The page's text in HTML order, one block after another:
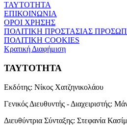
ΤΑΥΤΟΤΗΤΑ
ΕΠΙΚΟΙΝΩΝΙΑ
ΟΡΟΙ ΧΡΗΣΗΣ
ΠΟΛΙΤΙΚΗ ΠΡΟΣΤΑΣΙΑΣ
ΠΟΛΙΤΙΚΗ COOKIES
Κρατική Διαφήμιση
ΤΑΥΤΟΤΗΤΑ
Εκδότης: Νίκος Χατζηνικολάου
Γενικός Διευθυντής - Διαχειριστής:
Διευθύντρια Σύνταξης: Στεφανία